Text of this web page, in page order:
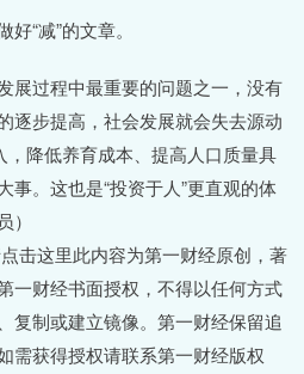
“减”的文章。
展过程中最重要的问题之一，没有
逐步提高，社会发展就会失去源动
，降低养育成本、提高人口质量具
事。这也是“投资于人”更直观的体
）
击这里此内容为第一财经原创，著
一财经书面授权，不得以任何方式
复制或建立镜像。第一财经保留追
需获得授权请联系第一财经版权